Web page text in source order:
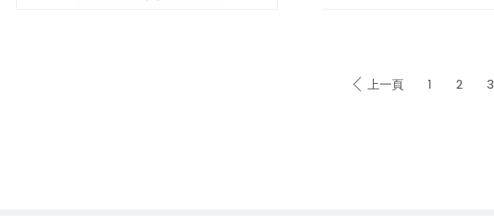
上一頁 1 2 3